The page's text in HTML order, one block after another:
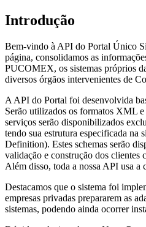
Introdução
Bem-vindo à API do Portal Único
página, consolidamos as
PUCOMEX, os sistemas próprios
diversos órgãos intervenientes de
A API do Portal foi desenvolvida
Serão utilizados os formatos XML
serviços serão disponibilizados
tendo sua estrutura especificada
Definition). Estes schemas serão
validação e construção dos clientes
Além disso, toda a nossa API usa
Destacamos que o sistema foi
empresas privadas prepararem as
sistemas, podendo ainda ocorrer